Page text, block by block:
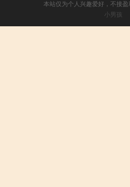
本站仅为个人兴趣爱好，不接
小男孩